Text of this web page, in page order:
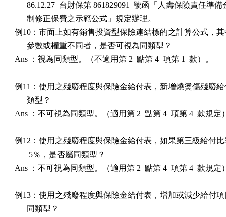
86.12.27  台財保第 861829091  號函「人壽保險責任準
      制修正保費之示範公式」規定辦理。
例10：市面上如有銷售投資型保險連結標的之計算公式，
      參數或權重不同者，是否可視為同類型？
Ans ：視為同類型。（不適用第 2  點第 4  項第 1  款）。
例11：使用之殘廢程度與保險金給付表，新增燒燙傷殘廢
      類型？
Ans ：不可視為同類型。（適用第 2  點第 4  項第 4  款規定
例12：使用之殘廢程度與保險金給付表，如果第三級給付
       5％，是否屬同類型？
Ans ：不可視為同類型。（適用第 2  點第 4  項第 4  款規定
例13：使用之殘廢程度與保險金給付表，增加或減少給付
      同類型？